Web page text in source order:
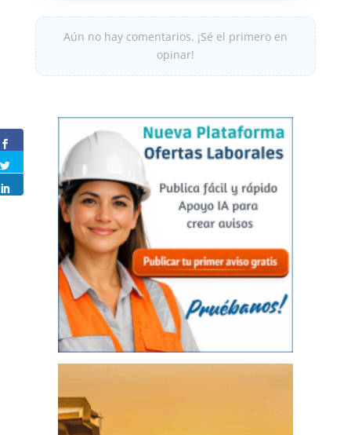
Aún no hay comentarios. ¡Sé el primero en
opinar!